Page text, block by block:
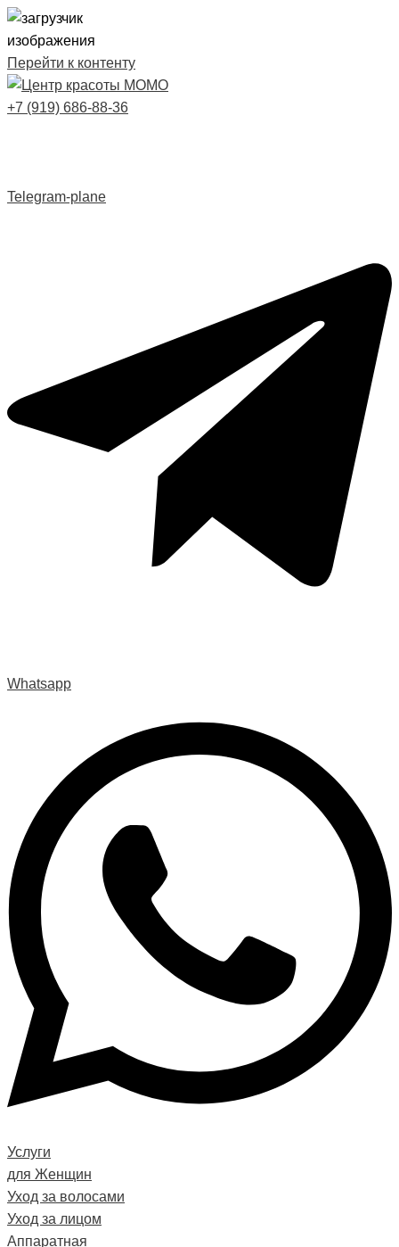
Перейти к контенту
+7 (919) 686-88-36
Telegram-plane
Whatsapp
Услуги
для Женщин
Уход за волосами
Уход за лицом
Аппаратная